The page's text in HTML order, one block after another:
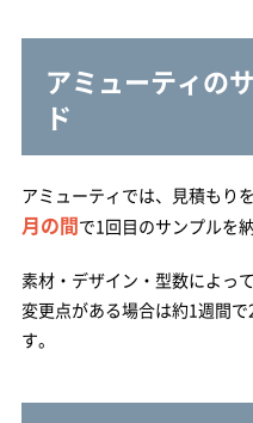
アミューティの
ド
アミューティでは、見積もり
月の間で1回目のサンプルを
素材・デザイン・型数によっ
変更点がある場合は約1週間
す。